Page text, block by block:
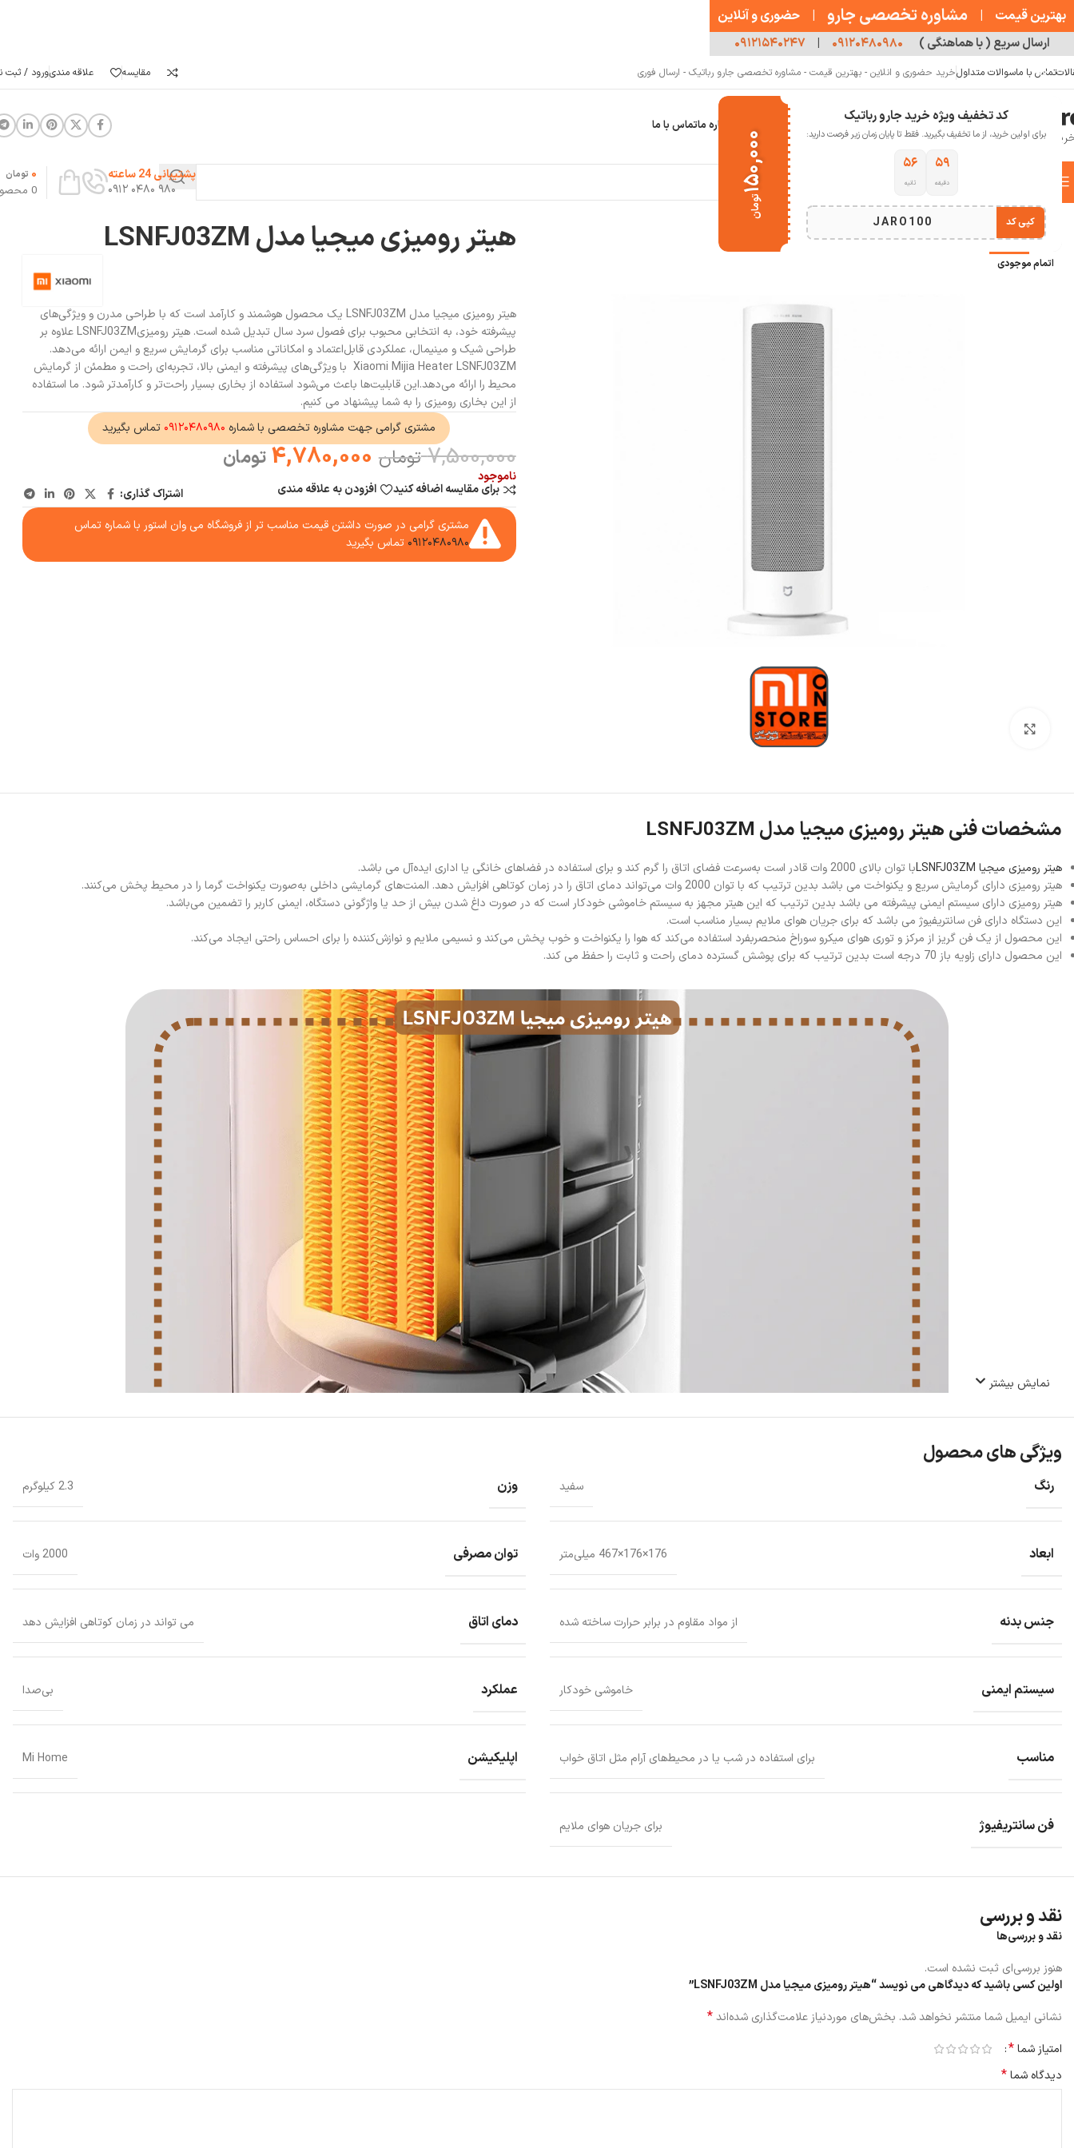
کد تخفیف ویژه خرید جارو رباتیک
برای اولین خرید، از ما تخفیف بگیرید. فقط تا پایان زمان زیر فرصت دارید:
۵۹
دقیقه
۵۵
ثانیه
JARO100 کپی کد
۱۵۰,۰۰۰
تومان
تماس با ماسوالات متداولخرید حضوری و انلاین - بهترین قیمت - مشاوره تخصصی جارو رباتیک - ارسال فوری مقایسه علاقه مندیورود / ثبت
خانه جارو رباتیک درباره ماتماس با ما
انتخاب دسته بندی
پشتیبانی 24 ساعته
۹۸۰ ۰۴۸۰ ۰۹۱۲
0
0 تومان
خانه تمیز کننده هوا بخاری برقی هیتر رومیزی میجیا مدل LSNFJ03ZM
-36%
اتمام موجودی
هیتر رومیزی میجیا مدل LSNFJ03ZM
هیتر رومیزی میجیا مدل LSNFJ03ZM یک محصول هوشمند و کارآمد است که با طراحی مدرن و ویژگی‌های
پیشرفته خود، به انتخابی محبوب برای فصول سرد سال تبدیل شده است. هیتر رومیزیLSNFJ03ZM علاوه بر
طراحی شیک و مینیمال، عملکردی قابل‌اعتماد و امکاناتی مناسب برای گرمایش سریع و ایمن ارائه می‌دهد.
Xiaomi Mijia Heater LSNFJ03ZM با ویژگی‌های پیشرفته و ایمنی بالا، تجربه‌ای راحت و مطمئن از گرمایش
محیط را ارائه می‌دهد.این قابلیت‌ها باعث می‌شود استفاده از بخاری بسیار راحت‌تر و کارآمدتر شود. ما استفاده
از این بخاری رومیزی را به شما پیشنهاد می کنیم.
مشتری گرامی جهت مشاوره تخصصی با شماره ۰۹۱۲۰۴۸۰۹۸۰ تماس بگیرید
7,500,000 تومان 4,780,000 تومان
ناموجود
برای مقایسه اضافه کنید افزودن به علاقه مندی
اشتراک گذاری:
مشتری گرامی در صورت داشتن قیمت مناسب تر از فروشگاه می وان استور با شماره تماس
۰۹۱۲۰۴۸۰۹۸۰ تماس بگیرید
مشخصات فنی هیتر رومیزی میجیا مدل LSNFJ03ZM
هیتر رومیزی میجیا LSNFJ03ZM
با توان بالای 2000 وات قادر است به‌سرعت فضای اتاق را گرم کند و برای استفاده در فضاهای خانگی یا اداری ایده‌آل می باشد.
هیتر رومیزی دارای گرمایش سریع و یکنواخت می باشد بدین ترتیب که با توان 2000 وات می‌تواند دمای اتاق را در زمان کوتاهی افزایش دهد. المنت‌های گرمایشی داخلی به‌صورت یکنواخت گرما را در محیط پخش می‌کنند.
هیتر رومیزی دارای سیستم ایمنی پیشرفته می باشد بدین ترتیب که این هیتر مجهز به سیستم خاموشی خودکار است که در صورت داغ شدن بیش از حد یا واژگونی دستگاه، ایمنی کاربر را تضمین می‌باشد.
این دستگاه دارای فن سانتریفیوژ می باشد که برای جریان هوای ملایم بسیار مناسب است.
این محصول از یک فن گریز از مرکز و توری هوای میکرو سوراخ منحصربفرد استفاده می‌کند که هوا را یکنواخت و خوب پخش می‌کند و نسیمی ملایم و نوازش‌کننده را برای احساس راحتی ایجاد می‌کند.
این محصول دارای زاویه باز 70 درجه است بدین ترتیب که برای پوشش گسترده دمای راحت و ثابت را حفظ می کند.
طراحی جمع‌وجور بخاری رومیزی امکان جابجایی آسان را فراهم می‌کند.
هیتر رومیزیLSNFJ03ZM دارای ابعاد 176×176×467 میلی‌متری و وزن 2.3 کیلوگرمی می باشد.
جنس بدنه این دستگاه از مواد مقاوم در برابر حرارت ساخته شده است که علاوه بر حفظ زیبایی، طول عمر دستگاه را نیز افزایش می‌دهد.
نمایش بیشتر
ویژگی های محصول
رنگ سفید وزن 2.3 کیلوگرم
ابعاد 176×176×467 میلی‌متر توان مصرفی 2000 وات
جنس بدنه از مواد مقاوم در برابر حرارت ساخته شده دمای اتاق می تواند در زمان کوتاهی افزایش دهد
سیستم ایمنی خاموشی خودکار عملکرد بی‌صدا
مناسب برای استفاده در شب یا در محیط‌های آرام مثل اتاق خواب اپلیکیشن Mi Home
فن سانتریفیوژ برای جریان هوای ملایم
نقد و بررسی
نقد و بررسی‌ها
هنوز بررسی‌ای ثبت نشده است.
اولین کسی باشید که دیدگاهی می نویسد “هیتر رومیزی میجیا مدل LSNFJ03ZM”
نشانی ایمیل شما منتشر نخواهد شد. بخش‌های موردنیاز علامت‌گذاری شده‌اند*
امتیاز شما*
دیدگاه شما*
بهترین قیمت | مشاوره تخصصی جارو | حضوری و آنلاین
ارسال سریع ( با هماهنگی ) ۰۹۱۲۰۴۸۰۹۸۰ | ۰۹۱۲۱۵۴۰۲۴۷